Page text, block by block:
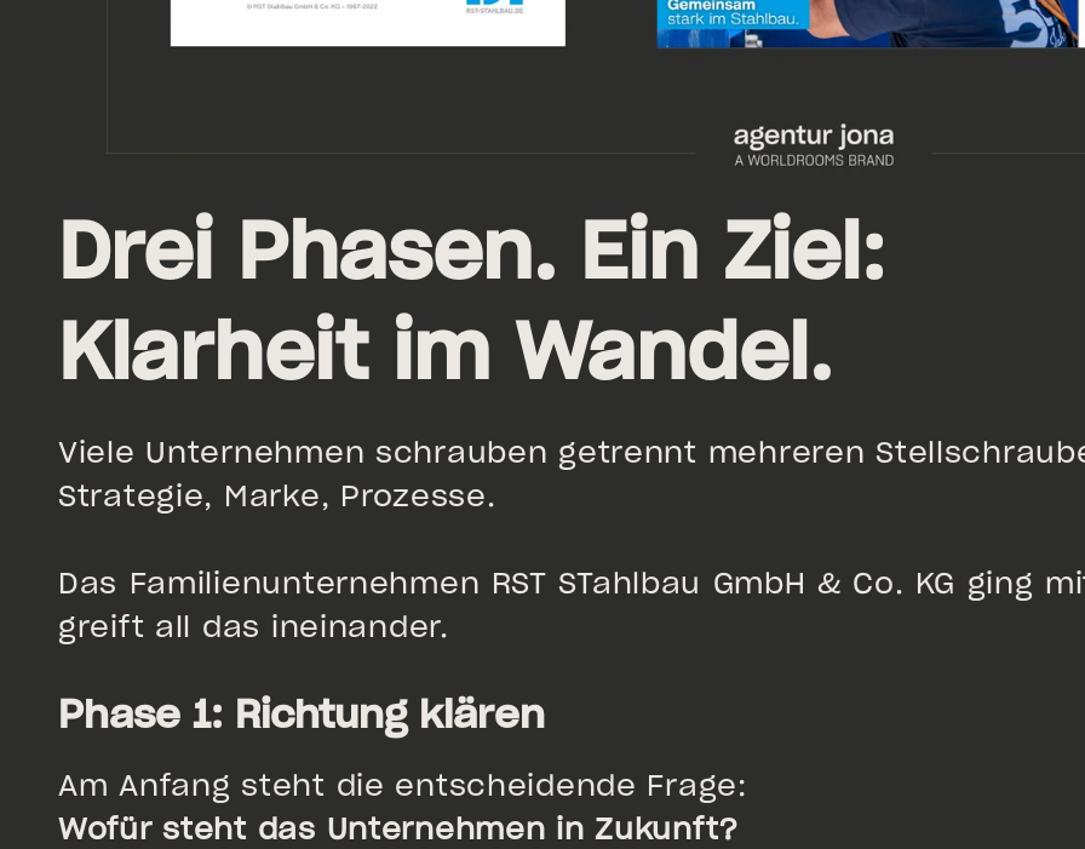
Drei Phasen. Ein Ziel:
Klarheit im Wandel.
Viele Unternehmen schrauben getrennt mehreren
Strategie, Marke, Prozesse.
Das Familienunternehmen RST STahlbau GmbH & Co. KG ging
greift all das ineinander.
Phase 1: Richtung klären
Am Anfang steht die entscheidende Frage:
Wofür steht das Unternehmen in Zukunft?